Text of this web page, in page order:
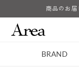
進む
商品のお
BRAND